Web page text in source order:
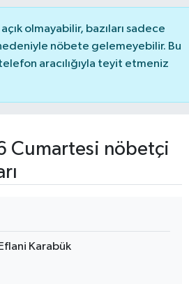
olmayabilir, bazıları sadece
nöbete gelemeyebilir. Bu
aracılığıyla teyit etmeniz
Cumartesi nöbetçi
Karabük